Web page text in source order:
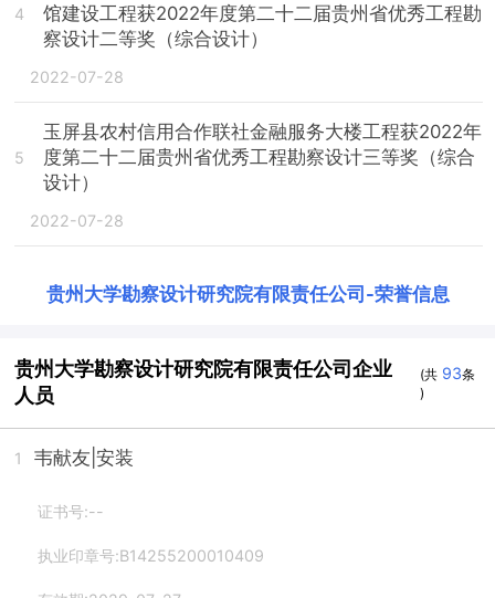
4
馆建设工程获2022年度第二十二届贵州省优秀工程勘
察设计二等奖（综合设计）
2022-07-28
5
玉屏县农村信用合作联社金融服务大楼工程获2022年
度第二十二届贵州省优秀工程勘察设计三等奖（综合
设计）
2022-07-28
贵州大学勘察设计研究院有限责任公司 -荣誉信息
贵州大学勘察设计研究院有限责任公司企业
人员
(共 93条
)
1 韦献友 |安装
证书号:--
执业印章号:B14255200010409